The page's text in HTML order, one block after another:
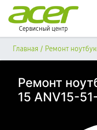
Сервисный центр
Главная / Ремонт
Ремонт
15 ANV15-